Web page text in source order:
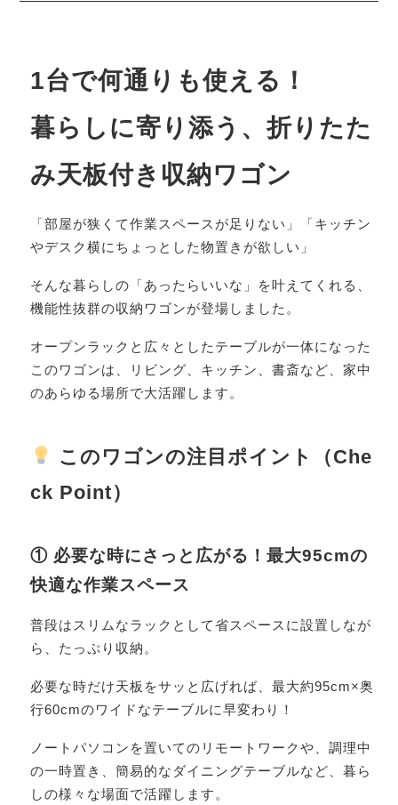
1台で何通りも使える！
暮らしに寄り添う、折りたた
み天板付き収納ワゴン
「部屋が狭くて作業スペースが足りない」「キッチン
やデスク横にちょっとした物置きが欲しい」
そんな暮らしの「あったらいいな」を叶えてくれる、
機能性抜群の収納ワゴンが登場しました。
オープンラックと広々としたテーブルが一体になった
このワゴンは、リビング、キッチン、書斎など、家中
のあらゆる場所で大活躍します。
このワゴンの注目ポイント（Che
ck Point）
① 必要な時にさっと広がる！最大95cmの
快適な作業スペース
普段はスリムなラックとして省スペースに設置しなが
ら、たっぷり収納。
必要な時だけ天板をサッと広げれば、最大約95cm×奥
行60cmのワイドなテーブルに早変わり！
ノートパソコンを置いてのリモートワークや、調理中
の一時置き、簡易的なダイニングテーブルなど、暮ら
しの様々な場面で活躍します。